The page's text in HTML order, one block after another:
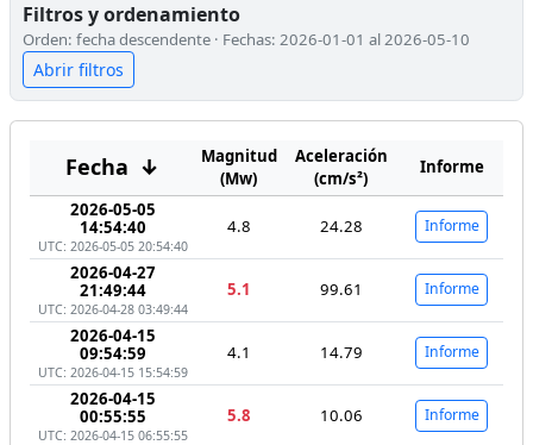
Filtros y ordenamiento
Orden: fecha descendente · Fechas: 2026-01-01 al 2026-05-10
Abrir filtros
Fecha ↓
Magnitud
(Mw)
Aceleración
(cm/s²)
Informe
2026-05-05
14:54:40
UTC: 2026-05-05 20:54:40
4.8 24.28 Informe
2026-04-27
21:49:44
UTC: 2026-04-28 03:49:44
5.1 99.61 Informe
2026-04-15
09:54:59
UTC: 2026-04-15 15:54:59
4.1 14.79 Informe
2026-04-15
00:55:55
UTC: 2026-04-15 06:55:55
5.8 10.06 Informe